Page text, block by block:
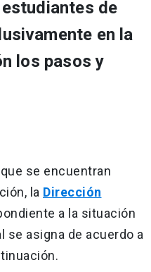
de
en la
los pasos y
se encuentran
la Dirección
a la situación
se asigna de acuerdo a